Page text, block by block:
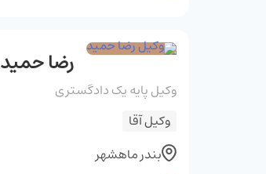
رضا حمید
وکیل پایه یک دادگستری
وکیل آقا
بندر ماهشهر